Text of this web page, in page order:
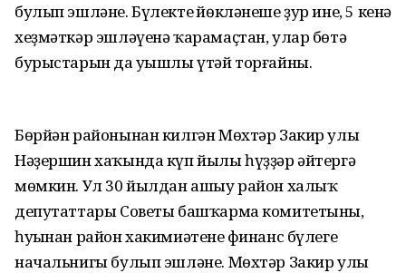
булып эшләне. Бүлектең йөкләнеше ҙур ине, 5 кенә
хеҙмәткәр эшләүенә ҡарамаҫтан, улар бөтә
бурыстарын да уңышлы үтәй торғайны.
Бөрйән районынан килгән Мөхтәр Закир улы
Нәҙершин хаҡында күп йылы һүҙҙәр әйтергә
мөмкин. Ул 30 йылдан ашыу район халыҡ
депутаттары Советы башҡарма комитетының,
һуңынан район хакимиәтенең финанс бүлеге
начальнигы булып эшләне. Мөхтәр Закир улы